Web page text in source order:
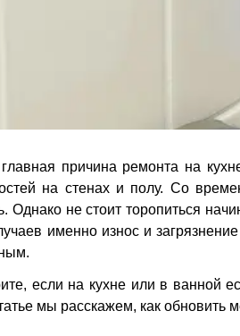
причина ремонта на
на стенах и полу. Со
Однако не стоит торопиться
именно износ и
если на кухне или в ванной
мы расскажем, как обновить